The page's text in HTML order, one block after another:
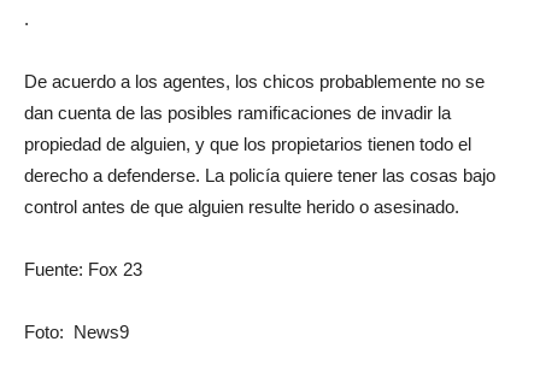
.
De acuerdo a los agentes, los chicos probablemente no se
dan cuenta de las posibles ramificaciones de invadir la
propiedad de alguien, y que los propietarios tienen todo el
derecho a defenderse. La policía quiere tener las cosas bajo
control antes de que alguien resulte herido o asesinado.
Fuente: Fox 23
Foto: News9